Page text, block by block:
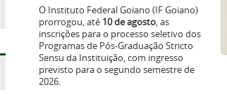
O Instituto Federal Goiano (IF Goiano)
prorrogou, até 10 de agosto, as
inscrições para o processo seletivo dos
Programas de Pós-Graduação Stricto
Sensu da Instituição, com ingresso
previsto para o segundo semestre de
2026.